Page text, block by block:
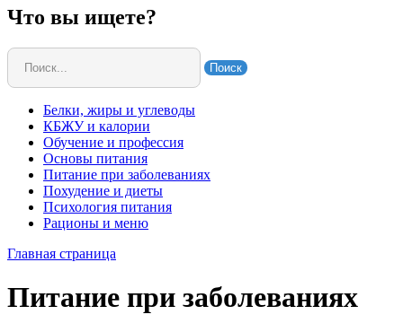
Что вы ищете?
Поиск
Белки, жиры и углеводы
КБЖУ и калории
Обучение и профессия
Основы питания
Питание при заболеваниях
Похудение и диеты
Психология питания
Рационы и меню
Главная страница
Питание при заболеваниях